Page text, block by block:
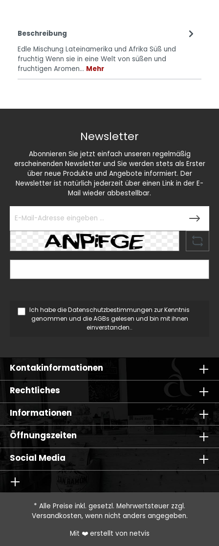
Beschreibung
Edle Mischung Lateinamerika und Afrika Süß und
fruchtig Wenn sie in eine Welt von süßen und
fruchtigen Aromen… Mehr
Newsletter
Abonnieren Sie jetzt einfach unseren regelmäßig
erscheinenden Newsletter und Sie werden stets als Erster
über neue Produkte und Angebote informiert. Der
Newsletter ist natürlich jederzeit über einen Link in der E-
Mail wieder abbestellbar.
Ich habe dieDatenschutzbestimmungen zur Kenntnis
genommen und dieAGBs gelesen und bin mit ihnen
einverstanden..
Kontakinformationen
Rechtliches
Informationen
Öffnungszeiten
Social Media
* Alle Preise inkl. gesetzl. Mehrwertsteuer zzgl.
Versandkosten, wenn nicht anders angegeben.
Mit ❤️ erstellt von netvis